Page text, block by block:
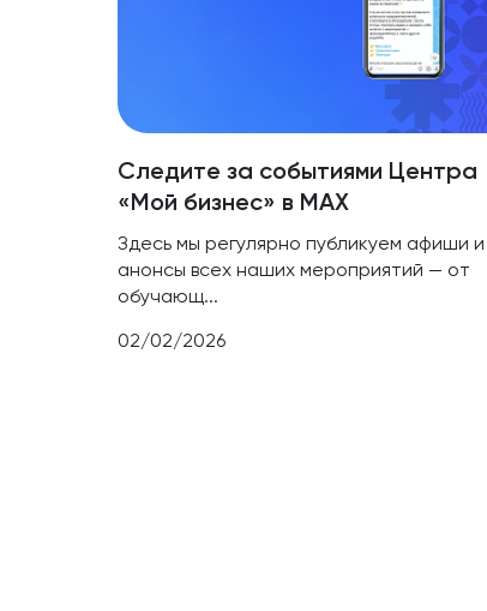
Следите за событиями Центра
«Мой бизнес» в МАХ
Здесь мы регулярно публикуем афиши и
анонсы всех наших мероприятий — от
обучающ...
02/02/2026